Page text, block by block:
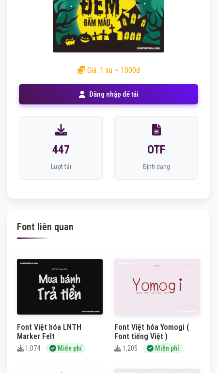
Giá: 1 xu ~ 1000đ
Đăng nhập để tải
447
Lượt tải
OTF
Định dạng
Font liên quan
Font Việt hóa LNTH
Marker Felt
1,074 Miễn phí
Font Việt hóa Yomogi (
Font tiếng Việt )
1,205 Miễn phí